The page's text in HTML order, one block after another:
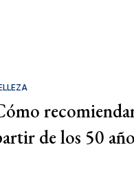
de los 50